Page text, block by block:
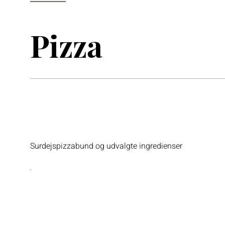
Pizza
Surdejspizzabund og udvalgte ingredienser